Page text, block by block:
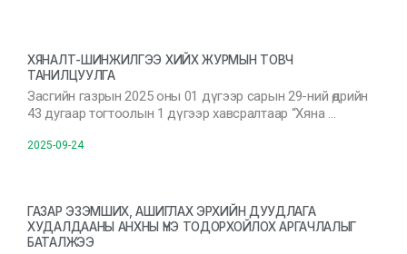
ХЯНАЛТ-ШИНЖИЛГЭЭ ХИЙХ ЖУРМЫН ТОВЧ
ТАНИЛЦУУЛГА
Засгийн газрын 2025 оны 01 дүгээр сарын 29-ний өдрийн
43 дугаар тогтоолын 1 дүгээр хавсралтаар “Хяна …
2025-09-24
ГАЗАР ЭЗЭМШИХ, АШИГЛАХ ЭРХИЙН ДУУДЛАГА
ХУДАЛДААНЫ АНХНЫ ҮНЭ ТОДОРХОЙЛОХ АРГАЧЛАЛЫГ
БАТАЛЖЭЭ